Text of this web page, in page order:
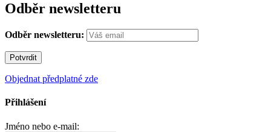
Odběr newsletteru
Odběr newsletteru:
Objednat předplatné zde
Přihlášení
Jméno nebo e-mail: